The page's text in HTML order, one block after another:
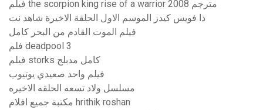
فيلم the scorpion king rise of a warrior 2008 مترجم
ذا فويس كيدز الموسم الاول الحلقة الاخيرة شاهد نت
فيلم الموت القادم من البحر كامل
فلم deadpool 3
فيلم storks كامل مدبلج
فيلم واحد صعيدي يوتيوب
مسلسل ولاد تسعه الحلقه الاخيره
مكتبة جميع افلام hrithik roshan